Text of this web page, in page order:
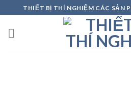
to
content
THIẾT BỊ THÍ NGHIỆM CÁC SẢN